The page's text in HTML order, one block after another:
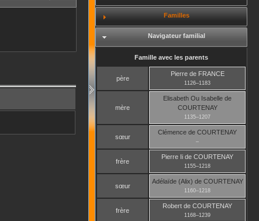
Familles
Navigateur familial
Famille avec les parents
père
Pierrede FRANCE
1126–1183
mère
Elisabeth Ou Isabelle de
COURTENAY
1135–1207
sœur
Clémence de COURTENAY
–
frère
Pierre Ii de COURTENAY
1155–1218
sœur
Adélaïde (Alix) de COURTENAY
1160–1218
frère
Robert de COURTENAY
1168–1239